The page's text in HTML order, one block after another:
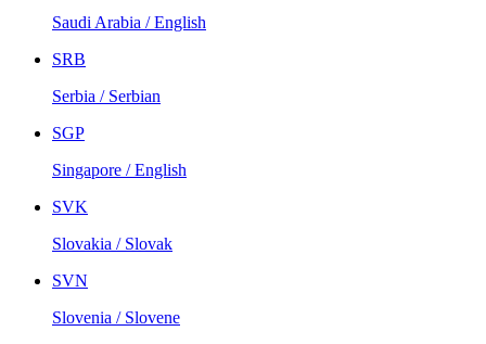
Saudi Arabia / English
SRB
Serbia / Serbian
SGP
Singapore / English
SVK
Slovakia / Slovak
SVN
Slovenia / Slovene